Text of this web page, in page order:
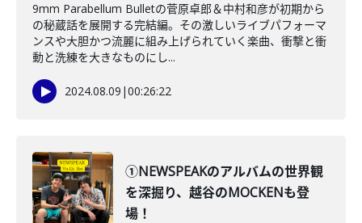
9mm Parabellum Bulletの菅原卓郎＆中村和彦が初期から
の秘蔵話を展開する完結編。その激しいライブパフォーマ
ンスや大胆かつ流麗に組み上げられていく楽曲、衝撃と衝
動と洗練を大きなものにし...
2024.08.09 |00:26:22
①NEWSPEAKのアルバムの世界観
を深掘り、越谷のMOCKENも登
場！